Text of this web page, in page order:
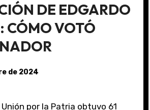
DE EDGARDO
CÓMO VOTÓ
de 2024